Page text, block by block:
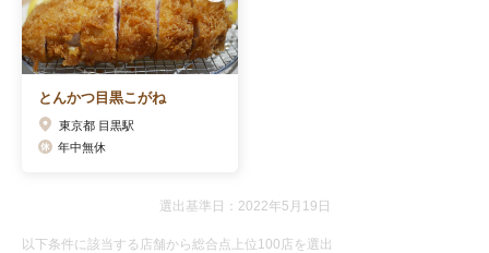
とんかつ目黒こがね
東京都 目黒駅
年中無休
選出基準日：2022年5月19日
以下条件に該当する店舗から総合点上位100店を選出